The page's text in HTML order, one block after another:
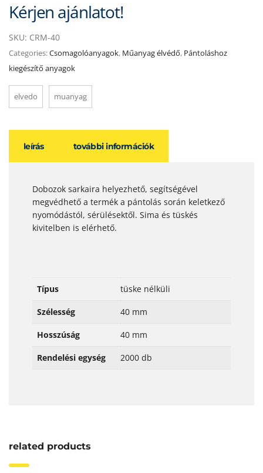
Kérjen ajánlatot!
SKU: CRM-40
Categories:Csomagolóanyagok, Műanyag élvédő, Pántoláshoz
kiegészítő anyagok
elvedo muanyag
leírás további információk
Dobozok sarkaira helyezhető, segítségével
megvédhető a termék a pántolás során keletkező
nyomódástól, sérülésektől. Sima és tüskés
kivitelben is elérhető.
Típus tüske nélküli
Szélesség 40 mm
Hosszúság 40 mm
Rendelési egység 2000 db
related products